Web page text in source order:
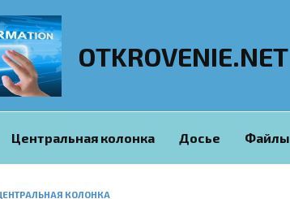
OTKROVENIE.NET
Центральная колонка Досье Файлы
КОЛОНКА